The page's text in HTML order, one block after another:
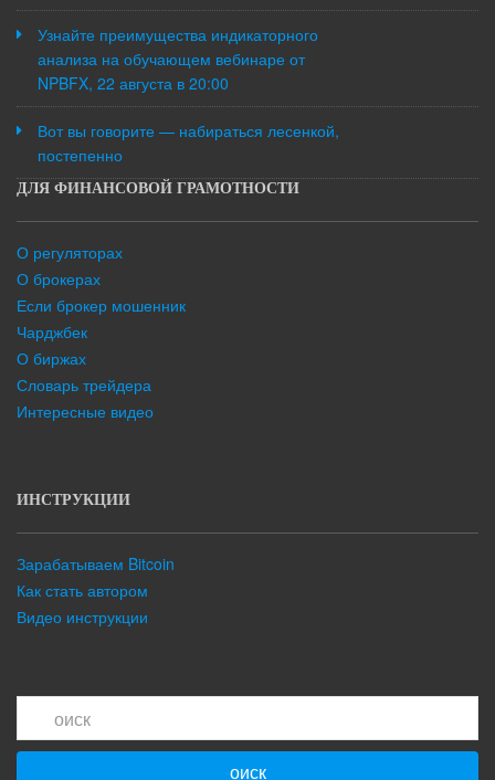
Узнайте преимущества индикаторного
анализа на обучающем вебинаре от
NPBFX, 22 августа в 20:00
Вот вы говорите — набираться лесенкой,
постепенно
ДЛЯ ФИНАНСОВОЙ ГРАМОТНОСТИ
О регуляторах
О брокерах
Если брокер мошенник
Чарджбек
О биржах
Словарь трейдера
Интересные видео
ИНСТРУКЦИИ
Зарабатываем Bitcoin
Как стать автором
Видео инструкции
оиск